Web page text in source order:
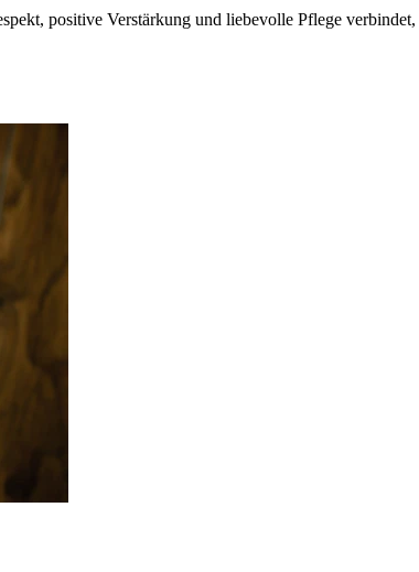
positive Verstärkung und liebevolle Pflege